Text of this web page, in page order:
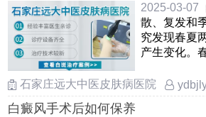
2025-03-07
散、复发和
究发现春夏
产生变化。
……
石家庄远大中医皮肤病医院
白癜风手术后如何保养